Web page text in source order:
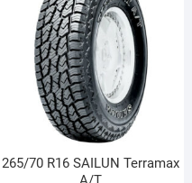
265/70 R16 SAILUN Terramax